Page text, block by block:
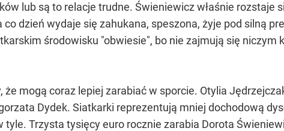
lub są to relacje trudne. Świeniewicz właśnie rozstaje
co dzień wydaje się zahukana, speszona, żyje pod silną
środowisku "obwiesie", bo nie zajmują się niczym
że mogą coraz lepiej zarabiać w sporcie. Otylia
Dydek. Siatkarki reprezentują mniej dochodową
tyle. Trzysta tysięcy euro rocznie zarabia Dorota